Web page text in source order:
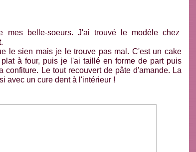
belle-soeurs. J'ai trouvé le modèle chez
le sien mais je le trouve pas mal. C'est un cake
à four, puis je l'ai taillé en forme de part puis
confiture. Le tout recouvert de pâte d'amande. La
avec un cure dent à l'intérieur !